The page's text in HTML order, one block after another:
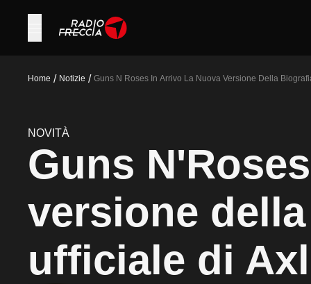
Home / Notizie / Guns N Roses In Arrivo La Nuova Versione Della
NOVITÀ
Guns
versione
ufficiale di Axl